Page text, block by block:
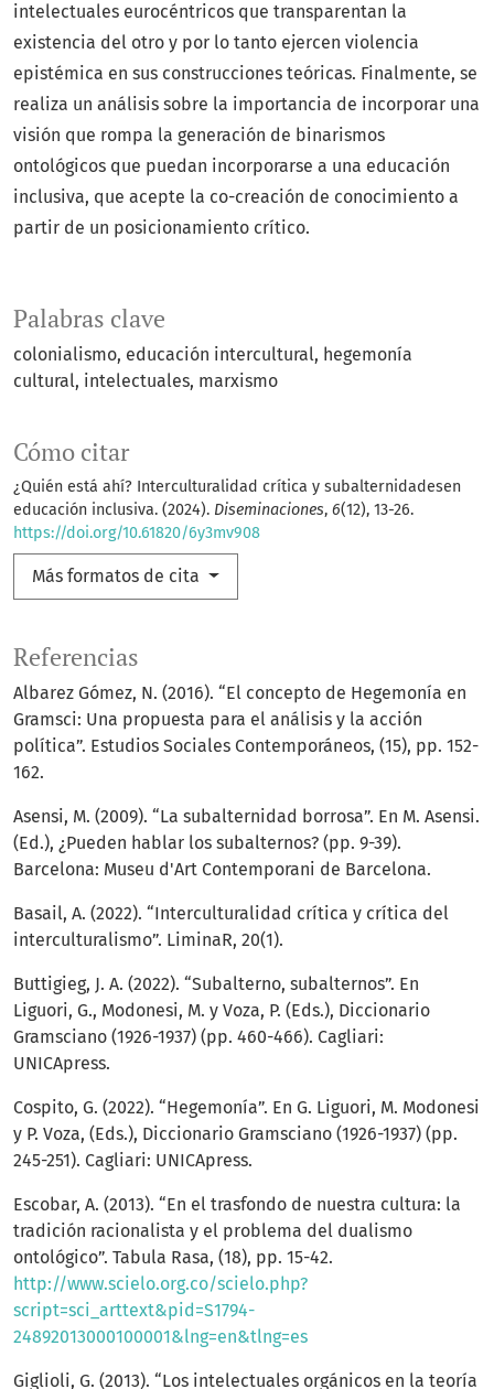
Palabras clave
colonialismo educación intercultural hegemonía
cultural intelectuales marxismo
Cómo citar
¿Quién está ahí? Interculturalidad crítica y subalternidadesen
educación inclusiva. (2024). Diseminaciones, 6(12), 13-26.
https://doi.org/10.61820/6y3mv908
Más formatos de cita
intelectuales eurocéntricos que transparentan la
existencia del otro y por lo tanto ejercen violencia
epistémica en sus construcciones teóricas. Finalmente, se
realiza un análisis sobre la importancia de incorporar una
visión que rompa la generación de binarismos
ontológicos que puedan incorporarse a una educación
inclusiva, que acepte la co-creación de conocimiento a
partir de un posicionamiento crítico.
Referencias
Albarez Gómez, N. (2016). “El concepto de Hegemonía en
Gramsci: Una propuesta para el análisis y la acción
política”. Estudios Sociales Contemporáneos, (15), pp. 152-
162.
Asensi, M. (2009). “La subalternidad borrosa”. En M. Asensi.
(Ed.), ¿Pueden hablar los subalternos? (pp. 9-39).
Barcelona: Museu d'Art Contemporani de Barcelona.
Basail, A. (2022). “Interculturalidad crítica y crítica del
interculturalismo”. LiminaR, 20(1).
Buttigieg, J. A. (2022). “Subalterno, subalternos”. En
Liguori, G., Modonesi, M. y Voza, P. (Eds.), Diccionario
Gramsciano (1926-1937) (pp. 460-466). Cagliari:
UNICApress.
Cospito, G. (2022). “Hegemonía”. En G. Liguori, M. Modonesi
y P. Voza, (Eds.), Diccionario Gramsciano (1926-1937) (pp.
245-251). Cagliari: UNICApress.
Escobar, A. (2013). “En el trasfondo de nuestra cultura: la
tradición racionalista y el problema del dualismo
ontológico”. Tabula Rasa, (18), pp. 15-42.
http://www.scielo.org.co/scielo.php?
script=sci_arttext&pid=S1794-
24892013000100001&lng=en&tlng=es
Giglioli, G. (2013). “Los intelectuales orgánicos en la teoría